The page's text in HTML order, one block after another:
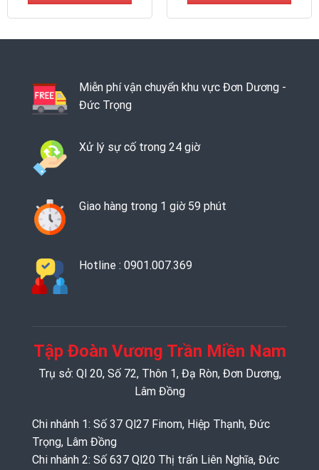
Miễn phí vận chuyển khu vực Đơn Dương -
Đức Trọng
Xử lý sự cố trong 24 giờ
Giao hàng trong 1 giờ 59 phút
Hotline : 0901.007.369
Tập Đoàn Vương Trần Miền Nam
Trụ sở: Ql 20, Số 72, Thôn 1, Đạ Ròn, Đơn Dương,
Lâm Đồng
Chi nhánh 1: Số 37 Ql27 Finom, Hiệp Thạnh, Đức
Trọng, Lâm Đồng
Chi nhánh 2: Số 637 Ql20 Thị trấn Liên Nghĩa, Đức